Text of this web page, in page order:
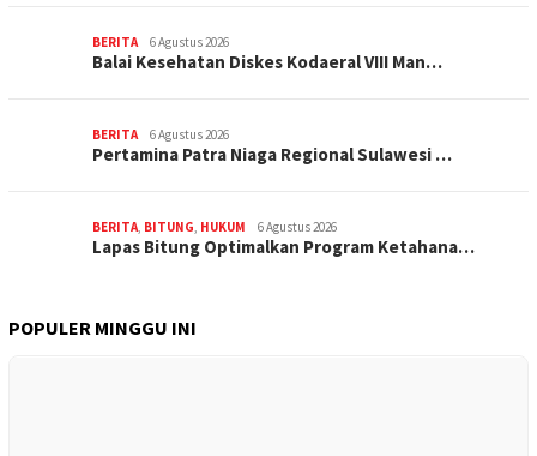
BERITA 6 Agustus 2026
Balai Kesehatan Diskes Kodaeral VIII Man…
BERITA 6 Agustus 2026
Pertamina Patra Niaga Regional Sulawesi …
BERITA, BITUNG, HUKUM 6 Agustus 2026
Lapas Bitung Optimalkan Program Ketahana…
POPULER MINGGU INI